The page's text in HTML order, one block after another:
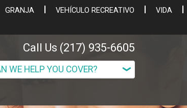
GRANJA VEHÍCULO RECREATIVO
VIDA
Call Us (217) 935-6605